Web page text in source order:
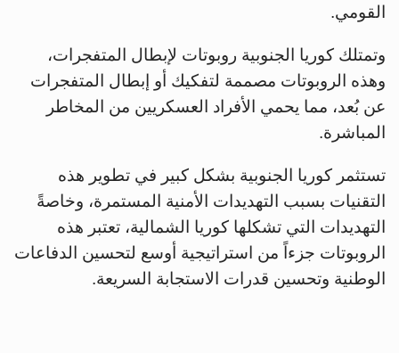
القومي.
وتمتلك كوريا الجنوبية روبوتات لإبطال المتفجرات،
وهذه الروبوتات مصممة لتفكيك أو إبطال المتفجرات
عن بُعد، مما يحمي الأفراد العسكريين من المخاطر
المباشرة.
تستثمر كوريا الجنوبية بشكل كبير في تطوير هذه
التقنيات بسبب التهديدات الأمنية المستمرة، وخاصةً
التهديدات التي تشكلها كوريا الشمالية، تعتبر هذه
الروبوتات جزءاً من استراتيجية أوسع لتحسين الدفاعات
الوطنية وتحسين قدرات الاستجابة السريعة.